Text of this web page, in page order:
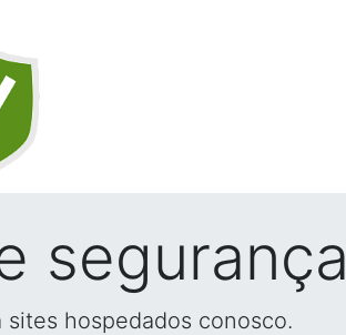
segurança
hospedados conosco.